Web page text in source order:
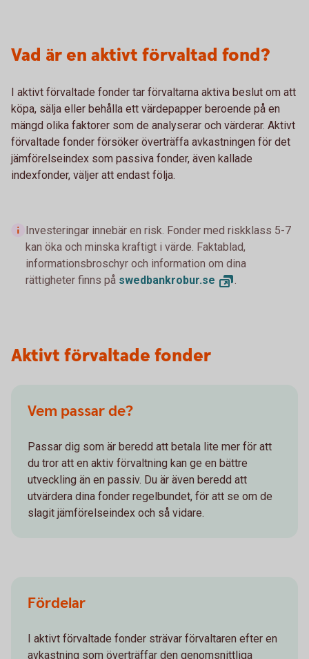
Vad är en aktivt förvaltad fond?
I aktivt förvaltade fonder tar förvaltarna aktiva beslut om att
köpa, sälja eller behålla ett värdepapper beroende på en
mängd olika faktorer som de analyserar och värderar. Aktivt
förvaltade fonder försöker överträffa avkastningen för det
jämförelseindex som passiva fonder, även kallade
indexfonder, väljer att endast följa.
Investeringar innebär en risk. Fonder med riskklass 5-7
kan öka och minska kraftigt i värde. Faktablad,
informationsbroschyr och information om dina
rättigheter finns på swedbankrobur.se .
Aktivt förvaltade fonder
Vem passar de?
Passar dig som är beredd att betala lite mer för att
du tror att en aktiv förvaltning kan ge en bättre
utveckling än en passiv. Du är även beredd att
utvärdera dina fonder regelbundet, för att se om de
slagit jämförelseindex och så vidare.
Fördelar
I aktivt förvaltade fonder strävar förvaltaren efter en
avkastning som överträffar den genomsnittliga